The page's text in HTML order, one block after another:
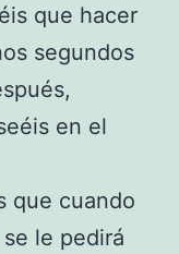
que hacer
segundos
en el
que cuando
le pedirá